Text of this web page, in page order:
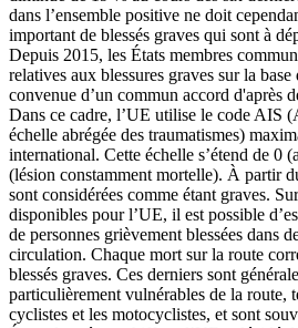
dans l’ensemble positive ne doit
important de blessés graves qui sont à
Depuis 2015, les États membres
relatives aux blessures graves sur la
convenue d’un commun accord d'après
Dans ce cadre, l’UE utilise le code AIS
échelle abrégée des traumatismes)
international. Cette échelle s’étend de 0
(lésion constamment mortelle). À partir
sont considérées comme étant graves.
disponibles pour l’UE, il est possible
de personnes grièvement blessées dans
circulation. Chaque mort sur la route
blessés graves. Ces derniers sont
particulièrement vulnérables de la route,
cyclistes et les motocyclistes, et sont